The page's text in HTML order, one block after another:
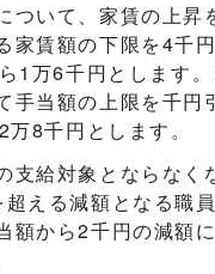
ついて、家賃の上昇
家賃額の下限を4千
1万6千円とします
手当額の上限を千円
8千円とします。
支給対象とならなく
える減額となる職
額から2千円の減額